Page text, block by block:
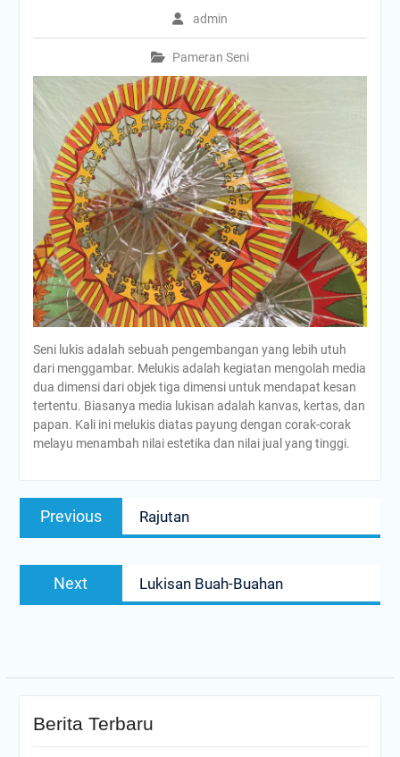
admin
Pameran Seni
Seni lukis adalah sebuah pengembangan yang lebih utuh
dari menggambar. Melukis adalah kegiatan mengolah media
dua dimensi dari objek tiga dimensi untuk mendapat kesan
tertentu. Biasanya media lukisan adalah kanvas, kertas, dan
papan. Kali ini melukis diatas payung dengan corak-corak
melayu menambah nilai estetika dan nilai jual yang tinggi.
Navigasi
posPrevious
Previous
post:
Rajutan
Next
Next
post:
Lukisan Buah-Buahan
Berita Terbaru